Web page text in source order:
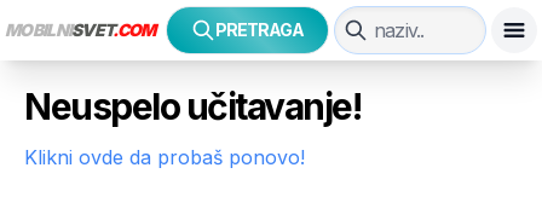
MOBILNISVET.COM PRETRAGA
Neuspelo učitavanje!
Klikni ovde da probaš ponovo!